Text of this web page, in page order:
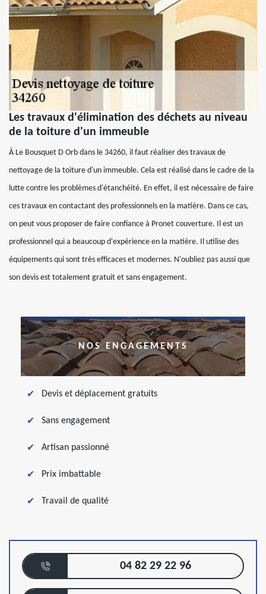
Les travaux d'élimination des déchets au niveau
de la toiture d'un immeuble
À Le Bousquet D Orb dans le 34260, il faut réaliser des travaux de
nettoyage de la toiture d'un immeuble. Cela est réalisé dans le cadre de la
lutte contre les problèmes d'étanchéité. En effet, il est nécessaire de faire
ces travaux en contactant des professionnels en la matière. Dans ce cas,
on peut vous proposer de faire confiance à Pronet couverture. Il est un
professionnel qui a beaucoup d'expérience en la matière. Il utilise des
équipements qui sont très efficaces et modernes. N'oubliez pas aussi que
son devis est totalement gratuit et sans engagement.
NOS ENGAGEMENTS
Devis et déplacement gratuits
Sans engagement
Artisan passionné
Prix imbattable
Travail de qualité
04 82 29 22 96